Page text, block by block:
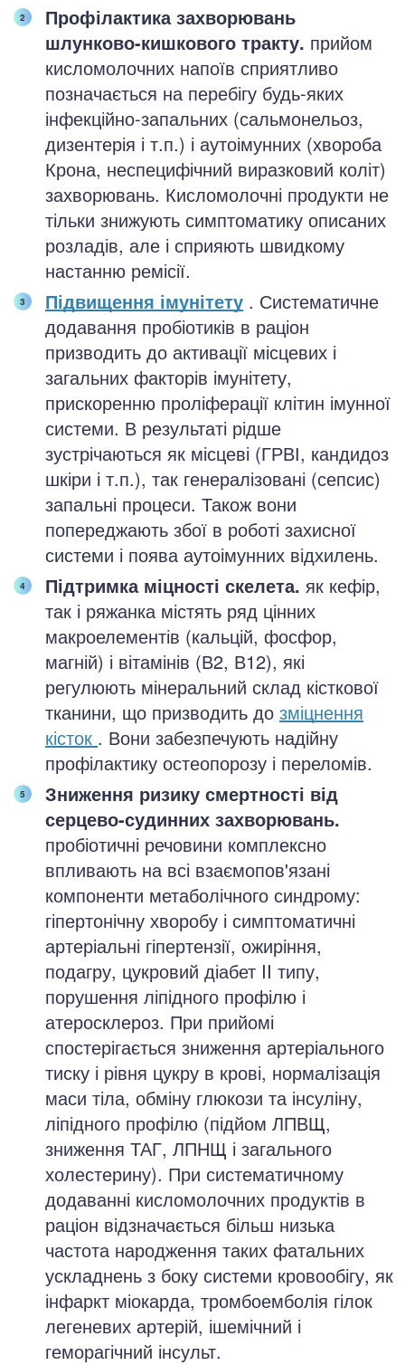
Профілактика захворювань
шлунково-кишкового тракту. прийом
кисломолочних напоїв сприятливо
позначається на перебігу будь-яких
інфекційно-запальних (сальмонельоз,
дизентерія і т.п.) і аутоімунних (хвороба
Крона, неспецифічний виразковий коліт)
захворювань. Кисломолочні продукти не
тільки знижують симптоматику описаних
розладів, але і сприяють швидкому
настанню ремісії.
Підвищення імунітету . Систематичне
додавання пробіотиків в раціон
призводить до активації місцевих і
загальних факторів імунітету,
прискоренню проліферації клітин імунної
системи. В результаті рідше
зустрічаються як місцеві (ГРВІ, кандидоз
шкіри і т.п.), так генералізовані (сепсис)
запальні процеси. Також вони
попереджають збої в роботі захисної
системи і поява аутоімунних відхилень.
Підтримка міцності скелета. як кефір,
так і ряжанка містять ряд цінних
макроелементів (кальцій, фосфор,
магній) і вітамінів (В2, В12), які
регулюють мінеральний склад кісткової
тканини, що призводить до зміцнення
кісток . Вони забезпечують надійну
профілактику остеопорозу і переломів.
Зниження ризику смертності від
серцево-судинних захворювань.
пробіотичні речовини комплексно
впливають на всі взаємопов'язані
компоненти метаболічного синдрому:
гіпертонічну хворобу і симптоматичні
артеріальні гіпертензії, ожиріння,
подагру, цукровий діабет II типу,
порушення ліпідного профілю і
атеросклероз. При прийомі
спостерігається зниження артеріального
тиску і рівня цукру в крові, нормалізація
маси тіла, обміну глюкози та інсуліну,
ліпідного профілю (підйом ЛПВЩ,
зниження ТАГ, ЛПНЩ і загального
холестерину). При систематичному
додаванні кисломолочних продуктів в
раціон відзначається більш низька
частота народження таких фатальних
ускладнень з боку системи кровообігу, як
інфаркт міокарда, тромбоемболія гілок
легеневих артерій, ішемічний і
геморагічний інсульт.